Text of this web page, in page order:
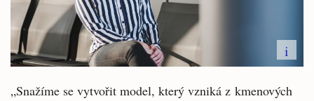
i
„Snažíme se vytvořit model, který vzniká z kmenových